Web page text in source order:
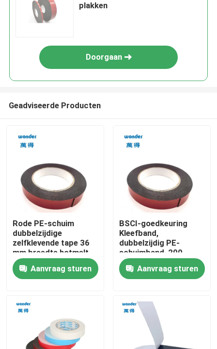
Thuis
Producten
VR-show
plakken
Doorgaan
Geadviseerde Producten
Rode PE-schuim
dubbelzijdige
zelfklevende tape 36
mm breedte hotmelt
basis
Aanvraag sturen
BSCI-goedkeuring
Kleefband,
dubbelzijdig PE-
schuimband, 200
meter lang
Aanvraag sturen